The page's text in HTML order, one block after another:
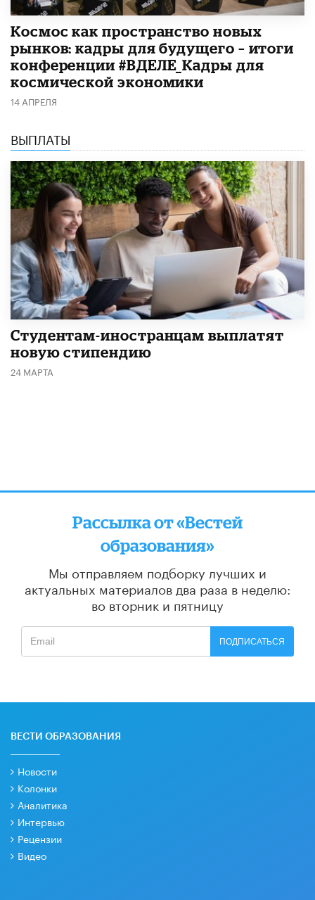
Космос как пространство новых
рынков: кадры для будущего – итоги
конференции #ВДЕЛЕ_Кадры для
космической экономики
14 АПРЕЛЯ
ВЫПЛАТЫ
Студентам-иностранцам выплатят
новую стипендию
24 МАРТА
Рассылка от «Вестей
образования»
Мы отправляем подборку лучших и
актуальных материалов два раза в неделю:
во вторник и пятницу
ПОДПИСАТЬСЯ
ВЕСТИ ОБРАЗОВАНИЯ
Новости
Колонки
Аналитика
Интервью
Рецензии
Видео